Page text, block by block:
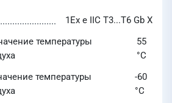
1Ex e IIC Т3...T6 Gb X
температуры
55
°C
температуры
-60
°C